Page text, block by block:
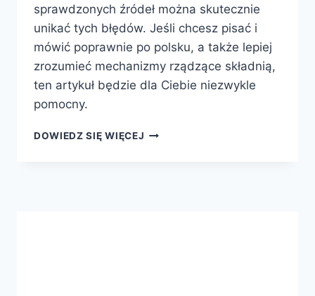
sprawdzonych źródeł można skutecznie
unikać tych błędów. Jeśli chcesz pisać i
mówić poprawnie po polsku, a także lepiej
zrozumieć mechanizmy rządzące składnią,
ten artykuł będzie dla Ciebie niezwykle
pomocny.
DOWIEDZ SIĘ WIĘCEJ ZAWIŁOŚCI